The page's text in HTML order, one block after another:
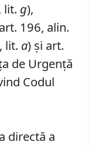
lit. g),
196, alin.
lit. a) și art.
de Urgență
Codul
directă a